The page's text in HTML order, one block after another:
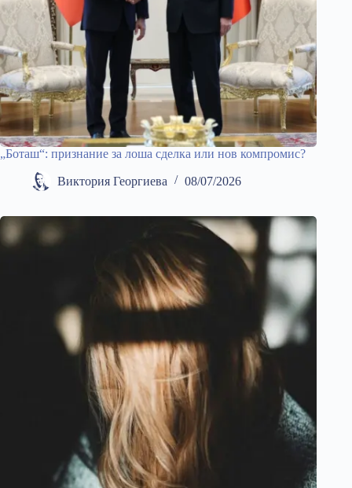
„Боташ“: признание за лоша сделка или нов компромис?
Виктория Георгиева 08/07/2026